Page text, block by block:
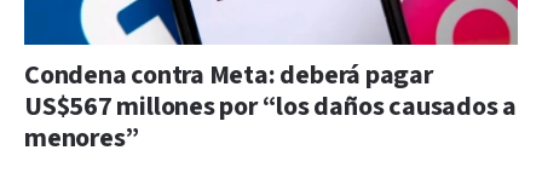
Condena contra Meta: deberá pagar
US$567 millones por “los daños causados a
menores”